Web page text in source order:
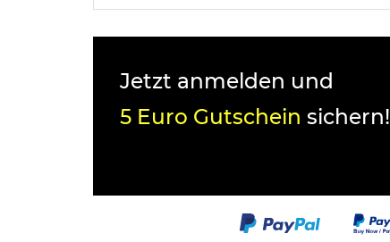
Jetzt anmelden und
5 Euro Gutschein sichern!